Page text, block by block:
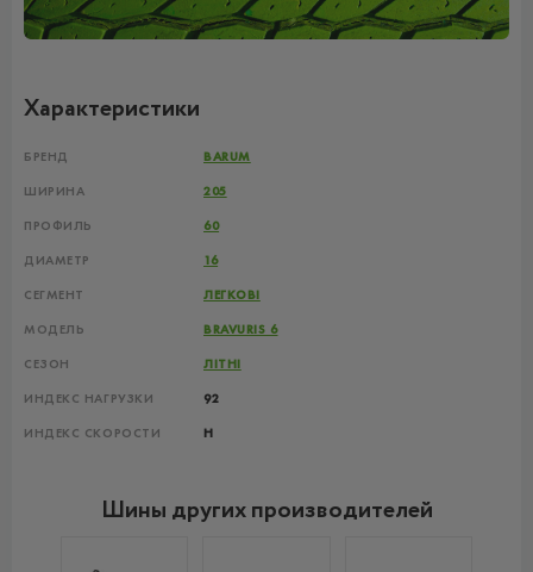
Характеристики
БРЕНД BARUM
ШИРИНА 205
ПРОФИЛЬ 60
ДИАМЕТР 16
СЕГМЕНТ ЛЕГКОВІ
МОДЕЛЬ BRAVURIS 6
СЕЗОН ЛІТНІ
ИНДЕКС НАГРУЗКИ 92
ИНДЕКС СКОРОСТИ H
Шины других производителей